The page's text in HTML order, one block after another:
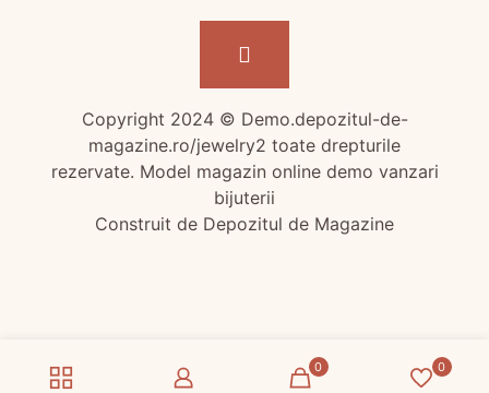
Copyright 2024 © Demo.depozitul-de-
magazine.ro/jewelry2 toate drepturile
rezervate. Model magazin online demo vanzari
bijuterii
Construit de Depozitul de Magazine
0 0